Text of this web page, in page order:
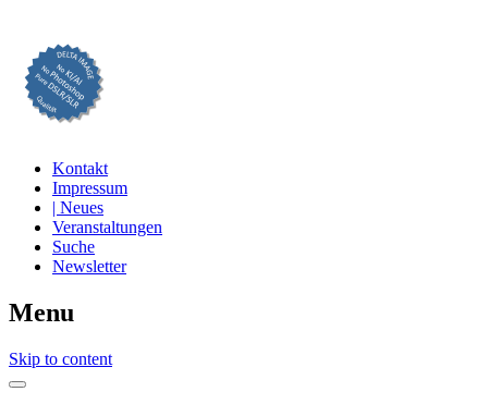
DELTA IMAGE
Professionelle Fotografie visuell erleben
Kontakt
Impressum
| Neues
Veranstaltungen
Suche
Newsletter
Menu
Skip to content